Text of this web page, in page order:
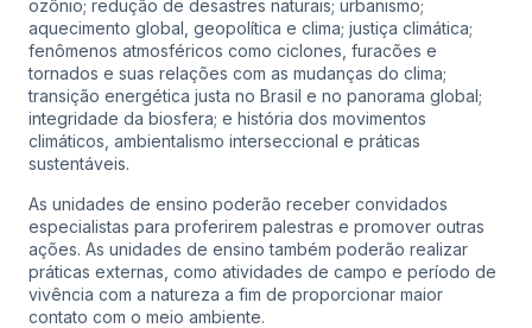
ozônio; redução de desastres naturais; urbanismo;
aquecimento global, geopolítica e clima; justiça climática;
fenômenos atmosféricos como ciclones, furacões e
tornados e suas relações com as mudanças do clima;
transição energética justa no Brasil e no panorama global;
integridade da biosfera; e história dos movimentos
climáticos, ambientalismo interseccional e práticas
sustentáveis.
As unidades de ensino poderão receber convidados
especialistas para proferirem palestras e promover outras
ações. As unidades de ensino também poderão realizar
práticas externas, como atividades de campo e período de
vivência com a natureza a fim de proporcionar maior
contato com o meio ambiente.